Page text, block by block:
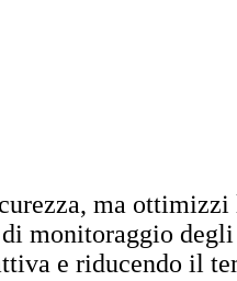
ma ottimizzi
monitoraggio
e riducendo il